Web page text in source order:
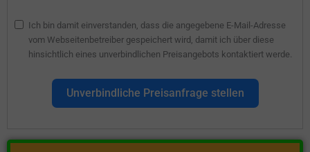
Ich bin damit einverstanden, dass die angegebene E-Mail-Adresse
vom Webseitenbetreiber gespeichert wird, damit ich über diese
hinsichtlich eines unverbindlichen Preisangebots kontaktiert werde.
Unverbindliche Preisanfrage stellen